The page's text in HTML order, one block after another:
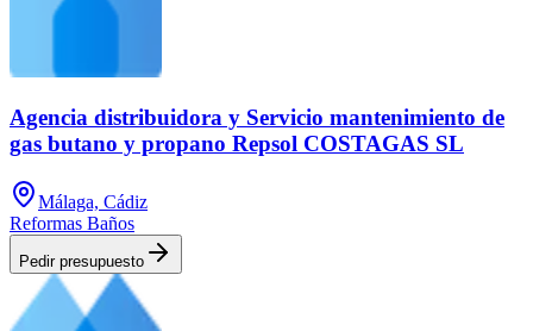
Agencia distribuidora y Servicio mantenimiento de
gas butano y propano Repsol COSTAGAS SL
Málaga, Cádiz
Reformas Baños
Pedir presupuesto